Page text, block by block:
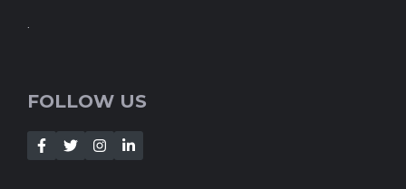
.
FOLLOW US